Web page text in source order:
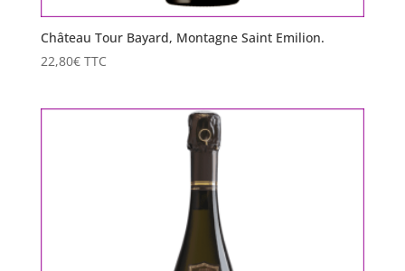
Château Tour Bayard, Montagne Saint Emilion.
22,80€ TTC